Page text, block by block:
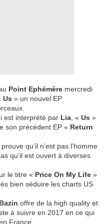
Point Ephémère mercredi
Us » un nouvel EP
est interprété par Lia , « Us »
son précédent EP « Return
qu’il n’est pas l’homme
qu’il est ouvert à diverses
le titre « Price On My Life »
bien séduire les charts US
offre de la high quality et
à suivre en 2017 en ce qui
France.